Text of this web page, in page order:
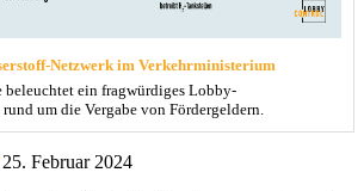
Netzwerk im Verkehrministerium
beleuchtet ein fragwürdiges Lobby-
um die Vergabe von Fördergeldern.
25. Februar 2024